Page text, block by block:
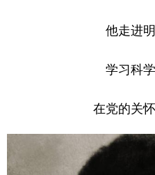
他走进
学习科
在党的关